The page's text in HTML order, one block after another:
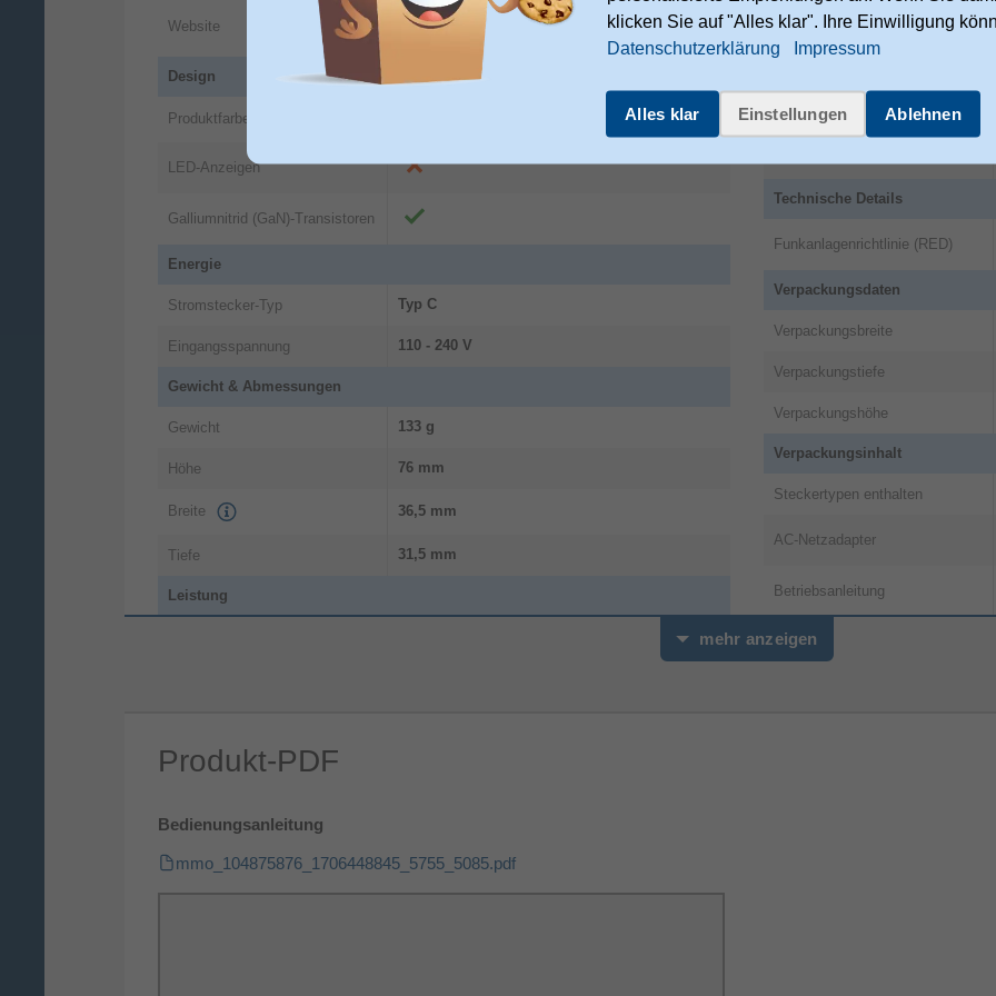
Website
https://www.cellularline.com/en/informativa-
Design
Produktfarbe
LED-Anzeigen
Galliumnitrid (GaN)-Transistoren
Energie
Stromstecker-Typ Typ C
Eingangsspannung 110 - 240 V
Gewicht & Abmessungen
Gewicht 133 g
Höhe 76 mm
Breite 36,5 mm
Tiefe 31,5 mm
Leistung
USB Power Delivery
Aufladekompatibilität Smartphone, Universal
Anzahl simultan anschließbarer
Ursprungsland
Technische Details
Funkanlagenrichtlinie (RED)
Verpackungsdaten
Verpackungsbreite
Verpackungstiefe
Verpackungshöhe
Verpackungsinhalt
Steckertypen enthalten
AC-Netzadapter
Betriebsanleitung
Weitere Spezifikationen
mehr anzeigen
Produkt-PDF
Bedienungsanleitung
mmo_104875876_1706448845_5755_5085.pdf
klicken Sie auf "Alles klar". Ihre Einwilligung
Datenschutzerklärung
Impressum
Alles klar Einstellungen Ablehnen